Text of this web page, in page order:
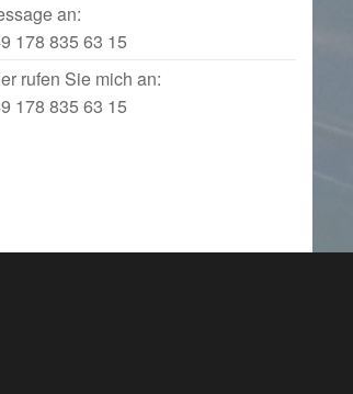
an:
178 835 63 15
rufen Sie mich an:
178 835 63 15